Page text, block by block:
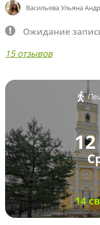
Васильева Ульяна
Ожидание
15 отзывов
14